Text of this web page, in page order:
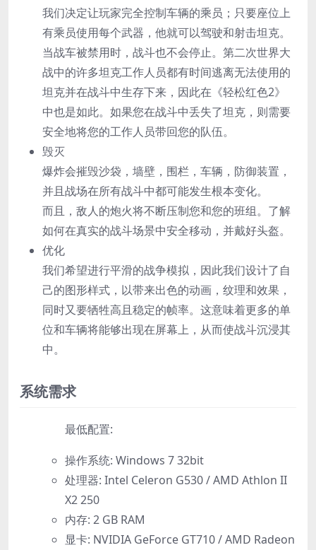
我们决定让玩家完全控制车辆的乘员；只要座位上
有乘员使用每个武器，他就可以驾驶和射击坦克。
当战车被禁用时，战斗也不会停止。第二次世界大
战中的许多坦克工作人员都有时间逃离无法使用的
坦克并在战斗中生存下来，因此在《轻松红色2》
中也是如此。如果您在战斗中丢失了坦克，则需要
安全地将您的工作人员带回您的队伍。
毁灭
爆炸会摧毁沙袋，墙壁，围栏，车辆，防御装置，
并且战场在所有战斗中都可能发生根本变化。
而且，敌人的炮火将不断压制您和您的班组。了解
如何在真实的战斗场景中安全移动，并戴好头盔。
优化
我们希望进行平滑的战争模拟，因此我们设计了自
己的图形样式，以带来出色的动画，纹理和效果，
同时又要牺牲高且稳定的帧率。这意味着更多的单
位和车辆将能够出现在屏幕上，从而使战斗沉浸其
中。
系统需求
最低配置:
操作系统: Windows 7 32bit
处理器: Intel Celeron G530 / AMD Athlon II
X2 250
内存: 2 GB RAM
显卡: NVIDIA GeForce GT710 / AMD Radeon